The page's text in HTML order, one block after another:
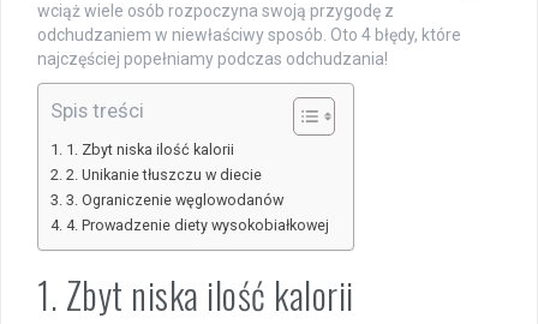
wciąż wiele osób rozpoczyna swoją przygodę z
odchudzaniem w niewłaściwy sposób. Oto 4 błędy, które
najczęściej popełniamy podczas odchudzania!
Spis treści
1. Zbyt niska ilość kalorii
2. Unikanie tłuszczu w diecie
3. Ograniczenie węglowodanów
4. Prowadzenie diety wysokobiałkowej
1. Zbyt niska ilość kalorii